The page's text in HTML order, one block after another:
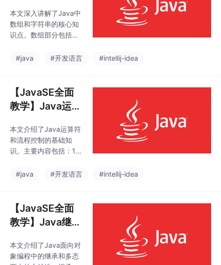
杂逻辑支持。文章提供
了库存扣减的Lua脚本
示例，实现判断库存、
化原子操作，并给出Ja
题，适用于秒杀等高并
发
y4（2026年）
本文深入讲解了Java中
数组和字符串的核心知
识点。数组部分包括内
贝、排序、查找等）、
等）。字符串部分重点
解析了String的不可变
性设计、字符串常量池
用字符串操作方法。文
章通过代码示例演示了
数组和字符串的各种操
试中常见的String陷阱
参考。
#java #开发语言 #intellij-idea
【JavaSE全面
教学】Java运算
y3（2026年）
本文介绍了Java运算符
和流程控制的基础知
识。主要内容包括：1）
辑、位运算和三元运算
和switch-case多分支
选择语句的语法结构。
文章通过代码示例详细
性（如整数除法、自增
运算、短路逻辑等）和
#java #开发语言 #intellij-idea
【JavaSE全面
教学】Java继承
026年）
本文介绍了Java面向对
象编程中的继承和多态